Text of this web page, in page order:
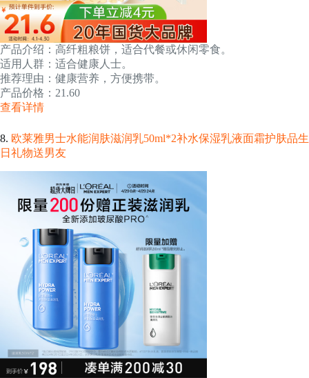
产品介绍：高纤粗粮饼，适合代餐或休闲零食。
适用人群：适合健康人士。
推荐理由：健康营养，方便携带。
产品价格：21.60
查看详情
8. 欧莱雅男士水能润肤滋润乳50ml*2补水保湿乳液面霜护肤品生
日礼物送男友